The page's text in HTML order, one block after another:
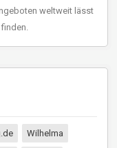
weltweit lässt
Wilhelma